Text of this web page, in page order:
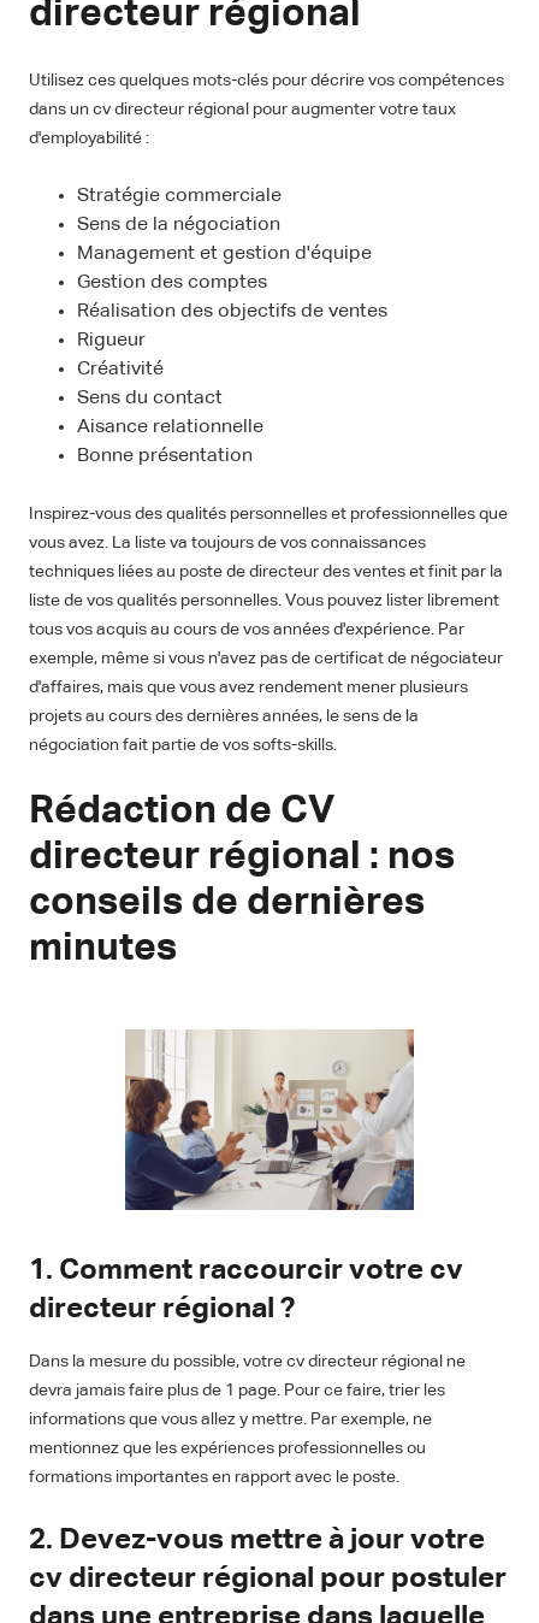
directeur régional
Utilisez ces quelques mots-clés pour décrire vos compétences
dans un cv directeur régional pour augmenter votre taux
d'employabilité :
Stratégie commerciale
Sens de la négociation
Management et gestion d'équipe
Gestion des comptes
Réalisation des objectifs de ventes
Rigueur
Créativité
Sens du contact
Aisance relationnelle
Bonne présentation
Inspirez-vous des qualités personnelles et professionnelles que
vous avez. La liste va toujours de vos connaissances
techniques liées au poste de directeur des ventes et finit par la
liste de vos qualités personnelles. Vous pouvez lister librement
tous vos acquis au cours de vos années d'expérience. Par
exemple, même si vous n'avez pas de certificat de négociateur
d'affaires, mais que vous avez rendement mener plusieurs
projets au cours des dernières années, le sens de la
négociation fait partie de vos softs-skills.
Rédaction de CV
directeur régional : nos
conseils de dernières
minutes
1. Comment raccourcir votre cv
directeur régional ?
Dans la mesure du possible, votre cv directeur régional ne
devra jamais faire plus de 1 page. Pour ce faire, trier les
informations que vous allez y mettre. Par exemple, ne
mentionnez que les expériences professionnelles ou
formations importantes en rapport avec le poste.
2. Devez-vous mettre à jour votre
cv directeur régional pour postuler